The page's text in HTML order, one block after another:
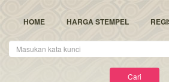
HOME HARGA STEMPEL
Kunci
Cari